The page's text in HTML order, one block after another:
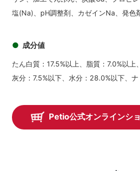
塩(Na)、pH調整剤、カゼインNa、発色
成分値
たん白質：17.5%以上、脂質：7.0%以上
灰分：7.5%以下、水分：28.0%以下、
Petio公式オンラインシ